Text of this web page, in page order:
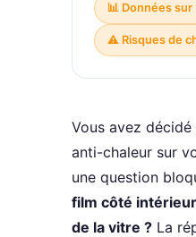
📊 Données
⚠️ Risques de
Vous avez
anti-chaleur sur
une question
film côté
de la vitre ? La